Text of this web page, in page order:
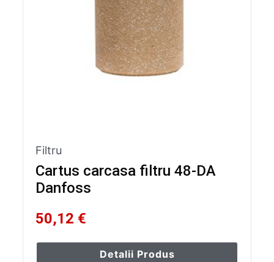
Filtru
Cartus carcasa filtru 48-DA
Danfoss
50,12 €
Detalii Produs